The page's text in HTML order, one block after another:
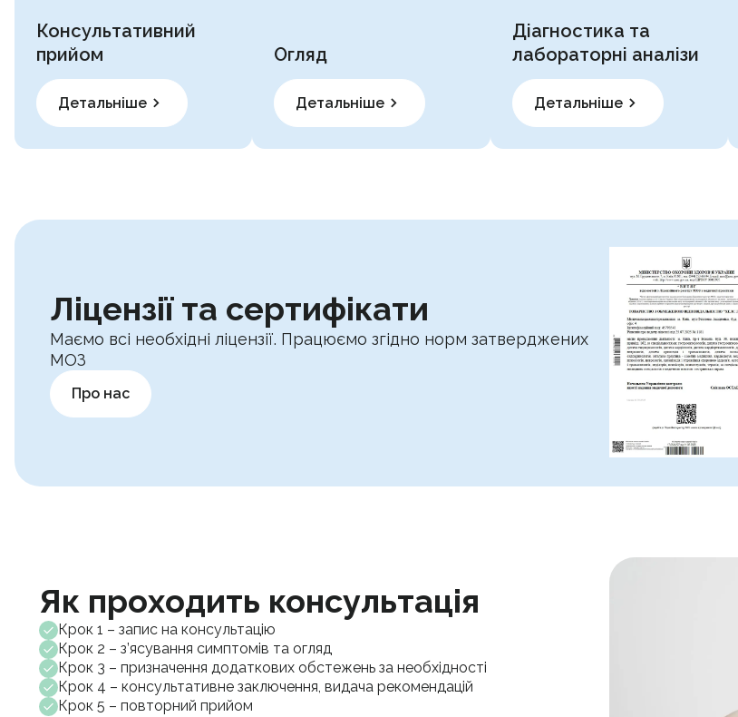
Консультативний
прийом
Детальніше
Огляд
Детальніше
Діагностика та
лабораторні аналізи
Детальніше
Ліцензії та сертифікати
Маємо всі необхідні ліцензії. Працюємо згідно норм затверджених
МОЗ
Про нас
Як проходить консультація
Крок 1 – запис на консультацію
Крок 2 – з’ясування симптомів та огляд
Крок 3 – призначення додаткових обстежень за необхідності
Крок 4 – консультативне заключення, видача рекомендацій
Крок 5 – повторний прийом